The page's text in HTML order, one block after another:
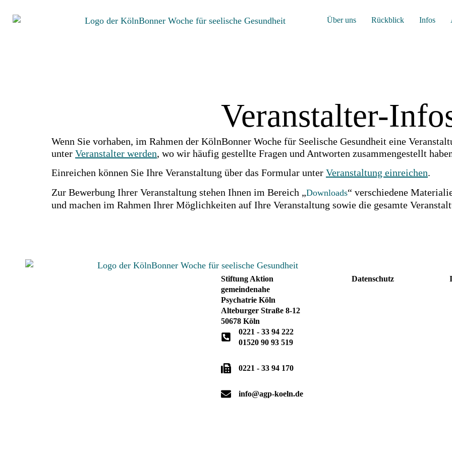
Über uns Rückblick Infos
Veranstalter-
Wenn Sie vorhaben, im Rahmen der KölnBonner Woche für Seelische Gesundheit eine
unter Veranstalter werden, wo wir häufig gestellte Fragen und Antworten zusammengestellt
Einreichen können Sie Ihre Veranstaltung über das Formular unter Veranstaltung einreichen.
Zur Bewerbung Ihrer Veranstaltung stehen Ihnen im Bereich „Downloads“ verschiedene
und machen im Rahmen Ihrer Möglichkeiten auf Ihre Veranstaltung sowie die gesamte
Stiftung Aktion
gemeindenahe
Psychatrie Köln
Alteburger Straße 8-12
50678 Köln
0221 - 33 94 222
01520 90 93 519
0221 - 33 94 170
info@agp-koeln.de
Datenschutz